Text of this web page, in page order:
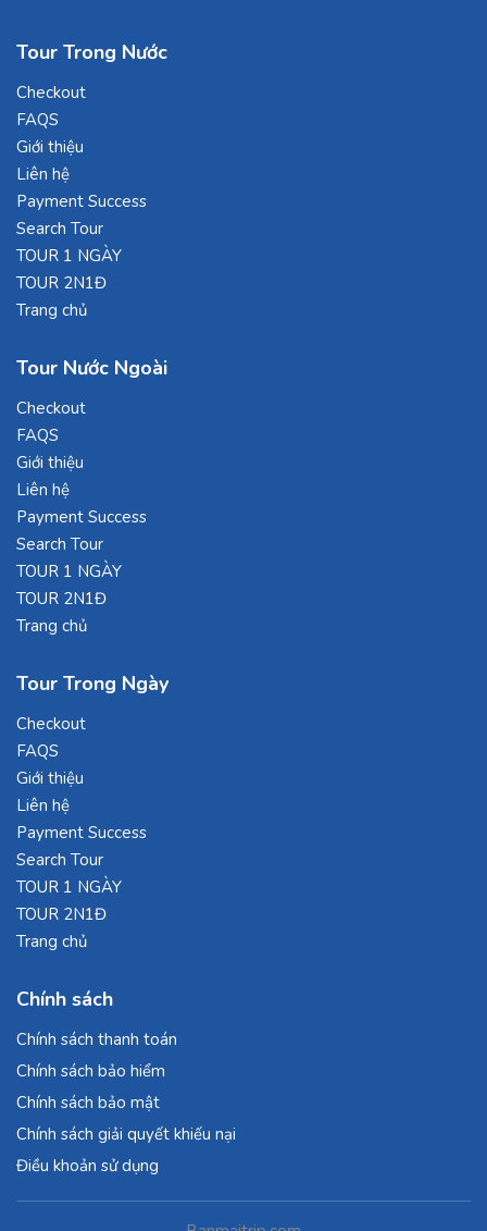
Tour Trong Nước
Checkout
FAQS
Giới thiệu
Liên hệ
Payment Success
Search Tour
TOUR 1 NGÀY
TOUR 2N1Đ
Trang chủ
Tour Nước Ngoài
Checkout
FAQS
Giới thiệu
Liên hệ
Payment Success
Search Tour
TOUR 1 NGÀY
TOUR 2N1Đ
Trang chủ
Tour Trong Ngày
Checkout
FAQS
Giới thiệu
Liên hệ
Payment Success
Search Tour
TOUR 1 NGÀY
TOUR 2N1Đ
Trang chủ
Chính sách
Chính sách thanh toán
Chính sách bảo hiểm
Chính sách bảo mật
Chính sách giải quyết khiếu nại
Điều khoản sử dụng